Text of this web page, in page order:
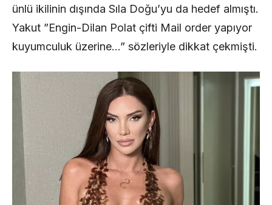
ünlü ikilinin dışında Sıla Doğu’yu da hedef almıştı.
Yakut ”Engin-Dilan Polat çifti Mail order yapıyor
kuyumculuk üzerine…” sözleriyle dikkat çekmişti.